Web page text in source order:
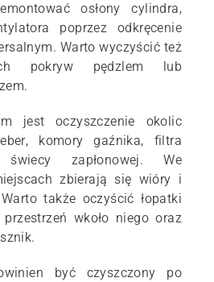
osłony cylindra,
poprzez odkręcenie
Warto wyczyścić też
pokryw pędzlem lub
jest oczyszczenie okolic
komory gaźnika, filtra
zapłonowej. We
zbierają się wióry i
także oczyścić łopatki
wkoło niego oraz
być czyszczony po